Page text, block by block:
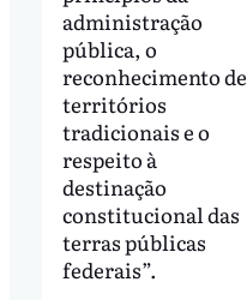
administração
pública, o
reconhecimento de
territórios
tradicionais e o
respeito à
destinação
constitucional das
terras públicas
federais”.